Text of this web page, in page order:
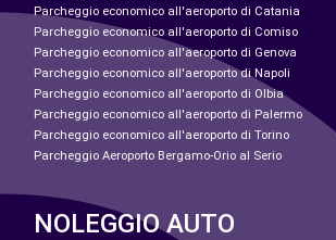
Parcheggio economico all'aeroporto di Catania
Parcheggio economico all'aeroporto di Comiso
Parcheggio economico all'aeroporto di Genova
Parcheggio economico all'aeroporto di Napoli
Parcheggio economico all'aeroporto di Olbia
Parcheggio economico all'aeroporto di Palermo
Parcheggio economico all'aeroporto di Torino
Parcheggio Aeroporto Bergamo-Orio al Serio
NOLEGGIO AUTO